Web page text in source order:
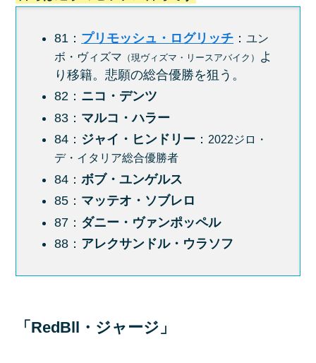
81： プリモッシュ・ログリッチ ：ユン
ボ・ヴィズマ （現ヴィズマ・リースアバイク）
よ
り移籍。悲願の総合優勝を狙う。
82： ニコ・デンツ
83： マルコ・ハラー
84： ジャイ・ヒンドリー ：2022ジロ・
デ・イタリア総合優勝者
84：ボブ・ユンゲルス
85： マッテオ・ソブレロ
87： ダニー・ヴァンポッペル
88： アレクサンドル・ウラソフ
「RedBll・ジャージ」